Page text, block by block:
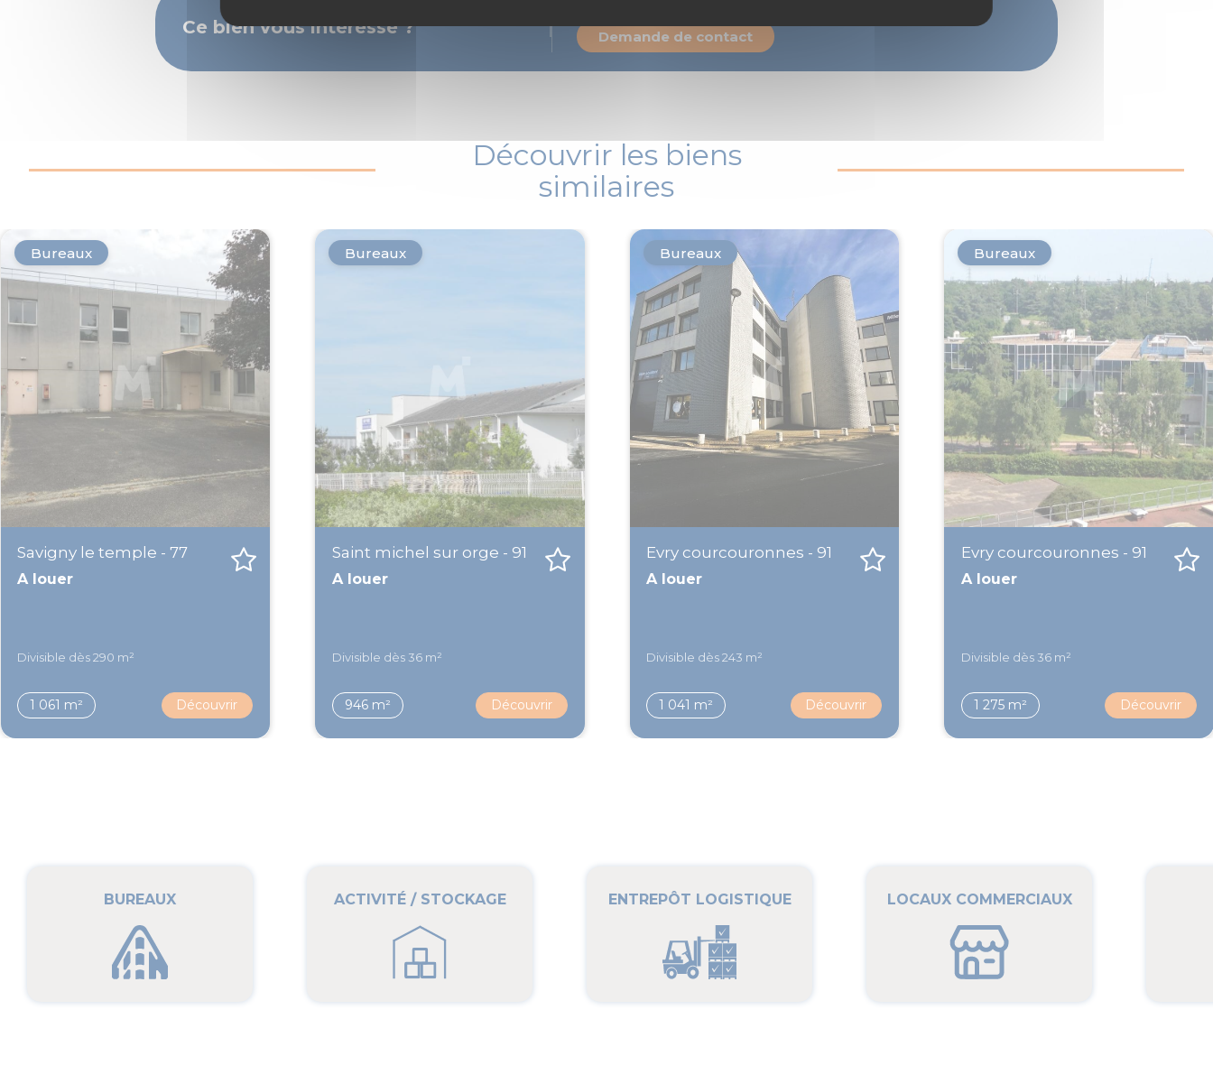
Ce bien vous intéresse ? Demande de contact
Découvrir les biens
similaires
Bureaux
Savigny le temple - 77
A louer
Divisible dès 290 m²
1 061 m² Découvrir
Bureaux
Saint michel sur orge - 91
A louer
Divisible dès 36 m²
946 m² Découvrir
Bureaux
Evry courcouronnes - 91
A louer
Divisible dès 243 m²
1 041 m² Découvrir
Bureaux
Evry courcouronnes - 91
A louer
Divisible dès 36 m²
1 275 m² Découvrir
BUREAUX ACTIVITÉ / STOCKAGE ENTREPÔT LOGISTIQUE LOCAUX COMMERCIAUX